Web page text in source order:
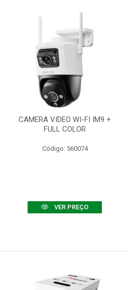
CAMERA VIDEO WI-FI IM9 +
FULL COLOR
Código: 560074
VER PREÇO